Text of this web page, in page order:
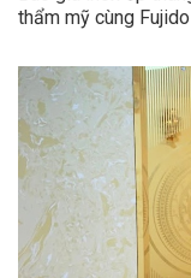
thẩm mỹ cùng Fujido